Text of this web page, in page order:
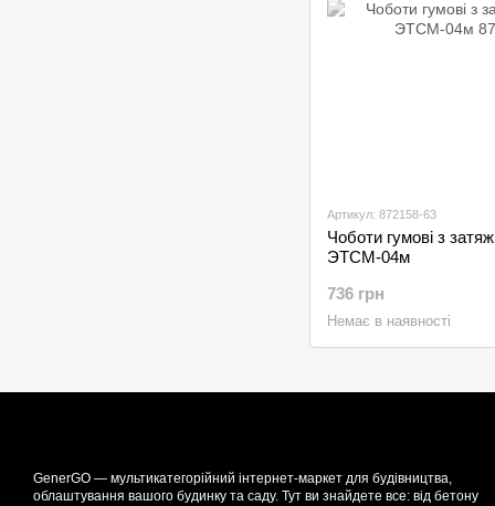
Артикул: 872158-63
Чоботи гумові з
ЭТСМ-04м
736 грн
Немає в наявності
GenerGO — мультикатегорійний інтернет-маркет для будівництва,
облаштування вашого будинку та саду. Тут ви знайдете все: від бетону